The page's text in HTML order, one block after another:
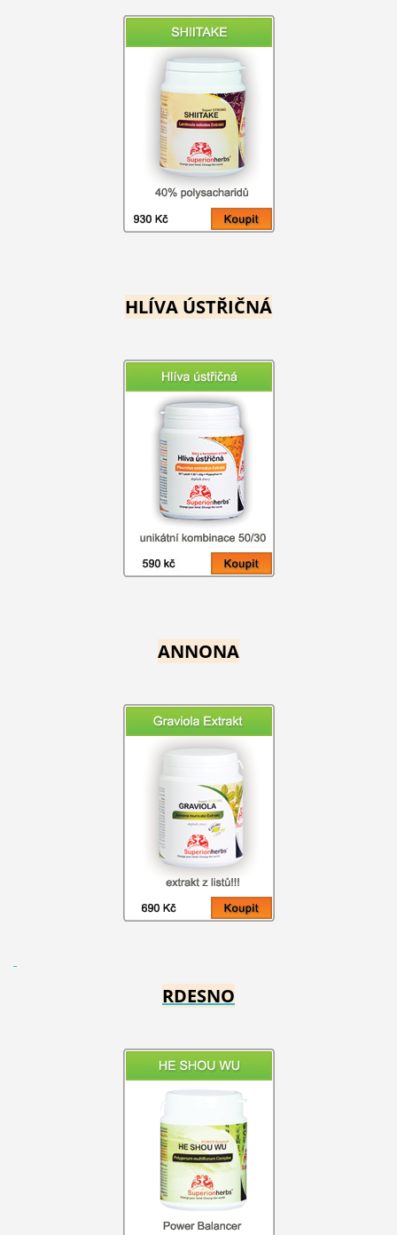
HLÍVA ÚSTŘIČNÁ
ANNONA
RDESNO